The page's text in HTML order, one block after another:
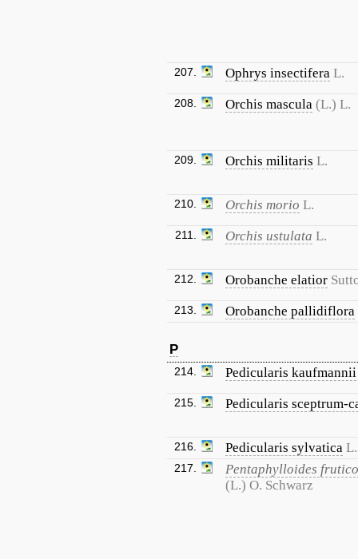
207. Ophrys insectifera L.
208. Orchis mascula (L.) L.
209. Orchis militaris L.
210. Orchis morio L.
211. Orchis ustulata L.
212. Orobanche elatior
213. Orobanche pallidiflora
P
214. Pedicularis kaufmannii
215. Pedicularis sceptrum-
216. Pedicularis sylvatica L.
217.
Pentaphylloides
(L.) O. Schwarz